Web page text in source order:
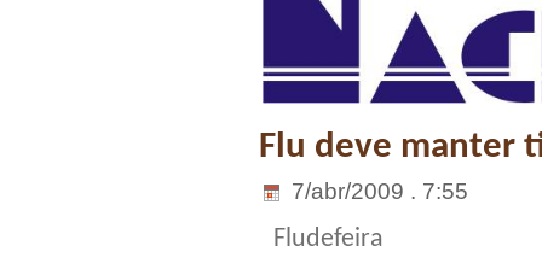
Flu deve manter
7/abr/2009 . 7:55
Fludefeira